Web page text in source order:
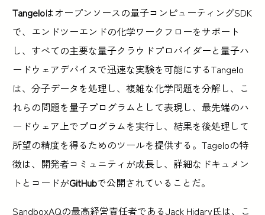
Tangeloはオープンソースの量子コンピューティングSDK
で、エンドツーエンドの化学ワークフローをサポート
し、すべての主要な量子クラウドプロバイダーと量子ハ
ードウェアデバイスで迅速な実験を可能にするTangelo
は、分子データを処理し、複雑な化学問題を分解し、こ
れらの問題を量子プログラムとして表現し、最先端のハ
ードウェア上でプログラムを実行し、結果を後処理して
所望の精度を得るためのツールを提供する。Tageloの特
徴は、開発者コミュニティが成長し、詳細なドキュメン
トとコードがGitHubで公開されていることだ。
SandboxAQの最高経営責任者であるJack Hidary氏は、こ